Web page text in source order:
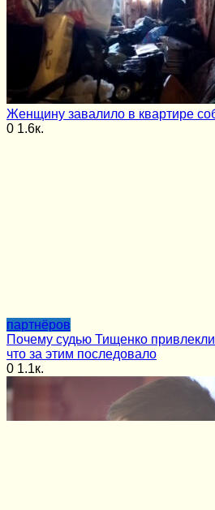
Женщину завалило в квартире
0 1.6к.
партнёров
Почему судью Тищенко
что за этим последовало
0 1.1к.